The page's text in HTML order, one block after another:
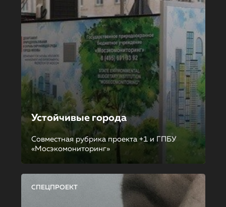
Устойчивые города
Совместная рубрика проекта +1 и ГПБУ
«Мосэкомониторинг»
СПЕЦПРОЕКТ